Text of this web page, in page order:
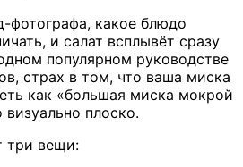
фотографа, какое блюдо
и салат всплывёт сразу
популярном руководстве
страх в том, что ваша миска
как «большая миска мокрой
плоско.
три вещи: